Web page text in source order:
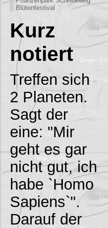
Blütenfestival
Kurz
notiert
Treffen sich
2 Planeten.
Sagt der
eine: "Mir
geht es gar
nicht gut, ich
habe `Homo
Sapiens`".
Darauf der